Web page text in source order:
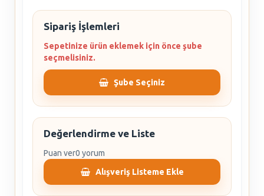
Sipariş İşlemleri
Sepetinize ürün eklemek için önce şube
seçmelisiniz.
Şube Seçiniz
Değerlendirme ve Liste
Puan ver0 yorum
Alışveriş Listeme Ekle